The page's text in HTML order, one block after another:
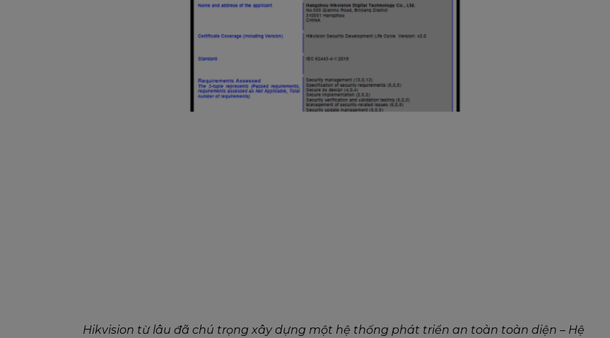
Hikvision từ lâu đã chú trọng xây dựng một hệ thống phát triển an toàn toàn diện – Hệ